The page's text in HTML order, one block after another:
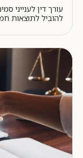
עורך דין לענייני
להוביל לתוצאות